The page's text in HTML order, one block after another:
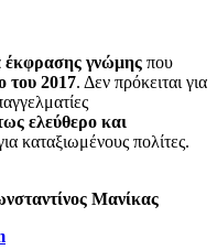
έκφρασης γνώμης που
του 2017. Δεν πρόκειται για
ελεύθερο και
καταξιωμένους πολίτες.
Μανίκας